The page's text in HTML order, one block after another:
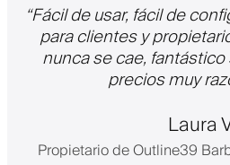
“Fácil de usar, fácil de
para clientes y
nunca se cae,
precios muy
Laura
Propietario de Outline39